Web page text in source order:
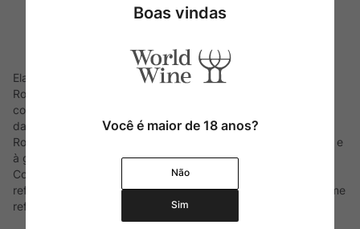
Elaborado por Baron Philippe de Rothschild no Chile, Escudo
Rojo nasceu em 1997. Um casamento perfeito entre os
conhecimentos de Bordeaux e da casta Cabernet Sauvignon
da empresa francesa, e o excepcional terroir chileno. Escudo
Rojo é um vinho que corresponde às expectativas, à imagem e
à grande tradição vinícola de Baron Philippe de Rothschild.
Contando com 60 hectares de vinhedos, seu nome é uma
referência ao histórico brasão da família. Assim, o próprio nome
reflete o compromisso dos Rothschild com o Chile.
Boas vindas
Você é maior de 18 anos?
Não
Sim